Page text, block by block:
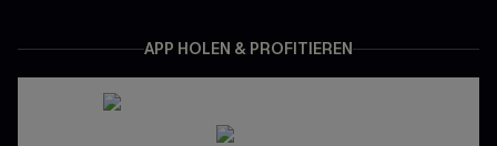
APP HOLEN & PROFITIEREN